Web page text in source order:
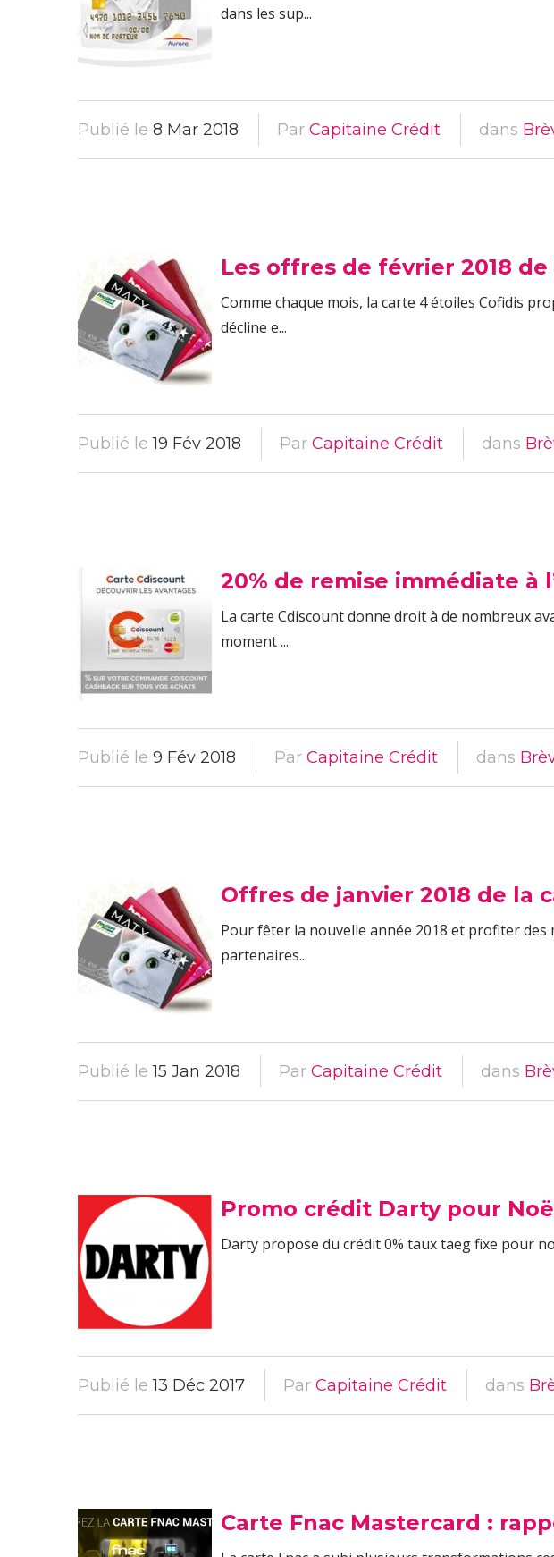
dans les sup...
Publié le 8 Mar 2018 Par Capitaine Crédit dans
Les offres de février 2018
Comme chaque mois, la carte 4 étoiles Cofidis
décline e...
Publié le19 Fév 2018 Par Capitaine Crédit dans
20% de remise immédiate à
La carte Cdiscount donne droit à de nombreux
moment ...
Publié le 9 Fév 2018 Par Capitaine Crédit dans
Offres de janvier 2018 de la
Pour fêter la nouvelle année 2018 et profiter
partenaires...
Publié le15 Jan 2018 Par Capitaine Crédit dans
Promo crédit Darty pour
Darty propose du crédit 0% taux taeg fixe pour
Publié le13 Déc 2017 Par Capitaine Crédit dans
Carte Fnac Mastercard :